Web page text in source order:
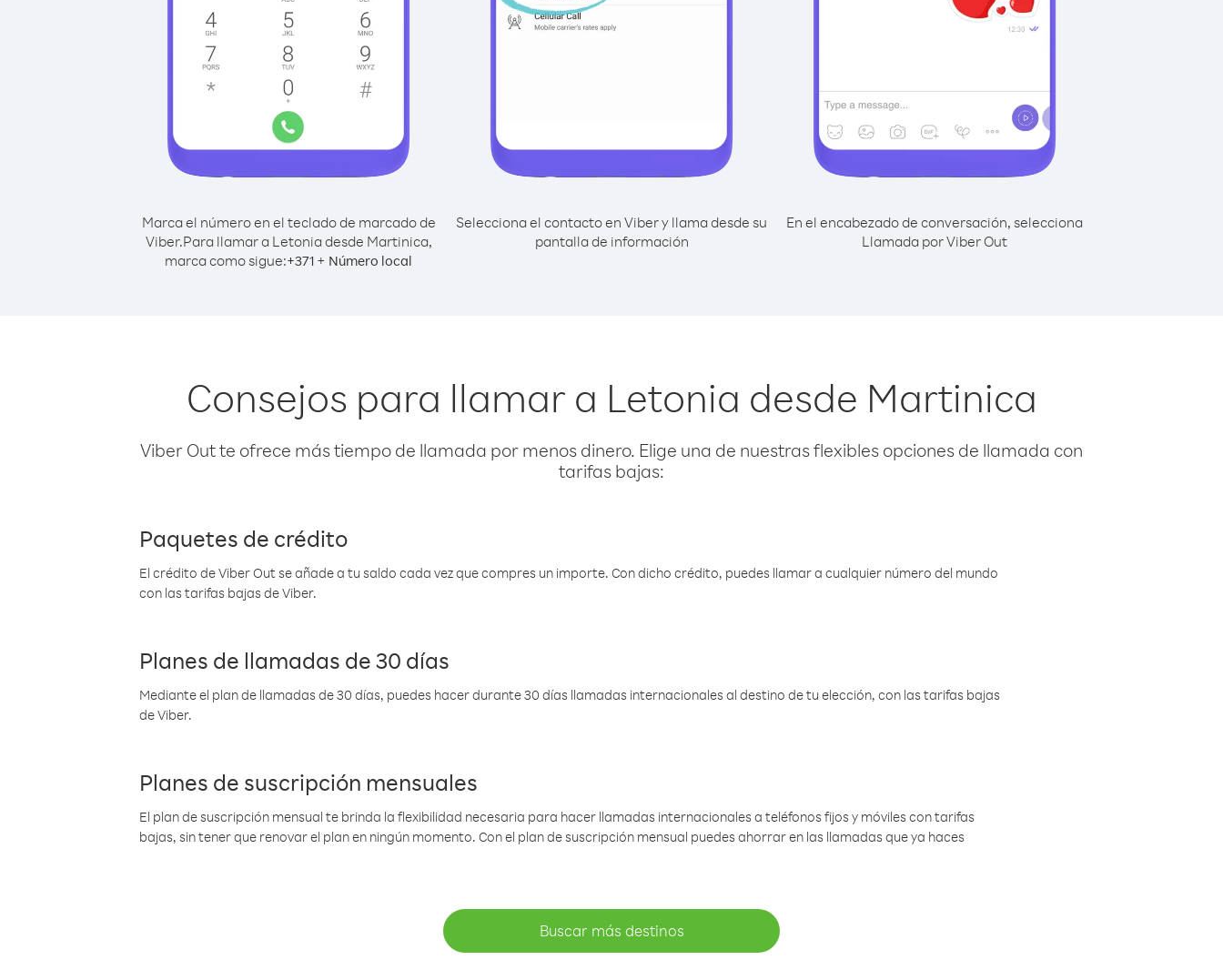
Marca el número en el teclado de marcado de
Viber.Para llamar a Letonia desde Martinica,
marca como sigue:+371 + Número local
Selecciona el contacto en Viber y llama desde su
pantalla de información
En el encabezado de conversación, selecciona
Llamada por Viber Out
Consejos para llamar a Letonia desde Martinica
Viber Out te ofrece más tiempo de llamada por menos dinero. Elige una de nuestras flexibles opciones de llamada con
tarifas bajas:
Paquetes de crédito
El crédito de Viber Out se añade a tu saldo cada vez que compres un importe. Con dicho crédito, puedes llamar a cualquier número del mundo
con las tarifas bajas de Viber.
Planes de llamadas de 30 días
Mediante el plan de llamadas de 30 días, puedes hacer durante 30 días llamadas internacionales al destino de tu elección, con las tarifas bajas
de Viber.
Planes de suscripción mensuales
El plan de suscripción mensual te brinda la flexibilidad necesaria para hacer llamadas internacionales a teléfonos fijos y móviles con tarifas
bajas, sin tener que renovar el plan en ningún momento. Con el plan de suscripción mensual puedes ahorrar en las llamadas que ya haces
Buscar más destinos